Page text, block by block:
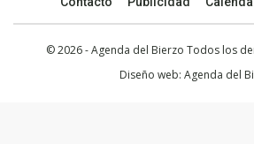
© 2026 - Agenda del Bierzo Todos los
Diseño web: Agenda del